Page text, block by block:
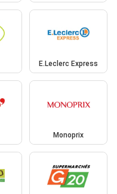
E.Leclerc Express
Monoprix